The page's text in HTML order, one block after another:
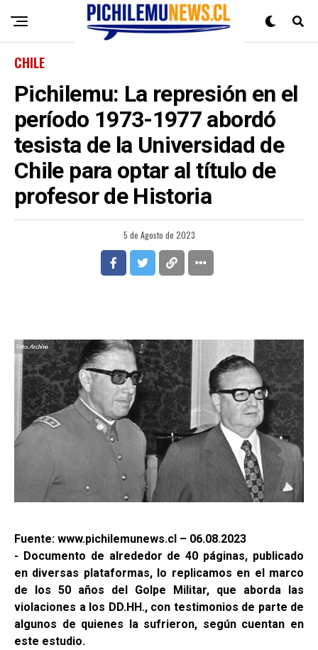
CHILE
Pichilemu: La represión en el
período 1973-1977 abordó
tesista de la Universidad de
Chile para optar al título de
profesor de Historia
5 de Agosto de 2023
Fuente: www.pichilemunews.cl – 06.08.2023
- Documento de alrededor de 40 páginas, publicado
en diversas plataformas, lo replicamos en el marco
de los 50 años del Golpe Militar, que aborda las
violaciones a los DD.HH., con testimonios de parte de
algunos de quienes la sufrieron, según cuentan en
este estudio.